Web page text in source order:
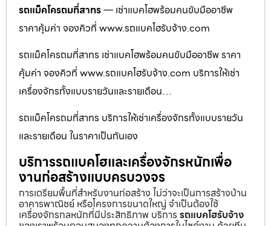
รถแม็คโครถมที่สาทร— เช่าแบคโฮพร้อมคนขับมืออาชีพ
ราคาคุ้มค่า จองคิวที่ www.รถแบคโฮรับจ้าง.com
รถแม็คโครถมที่สาทร เช่าแบคโฮพร้อมคนขับมืออาชีพ ราคา
คุ้มค่า จองคิวที่ www.รถแบคโฮรับจ้าง.com บริการให้เช่า
เครื่องจักรทั้งแบบรายวันและรายเดือน…
รถแม็คโครถมที่สาทร บริการให้เช่าเครื่องจักรทั้งแบบรายวัน
และรายเดือน ในราคาเป็นกันเอง
บริการรถแบคโฮและเครื่องจักรหนักเพื่อ
งานก่อสร้างแบบครบวงจร
การเตรียมพื้นที่สำหรับงานก่อสร้าง ไม่ว่าจะเป็นการสร้างบ้าน
อาคารพาณิชย์ หรือโครงการขนาดใหญ่ จำเป็นต้องใช้
เครื่องจักรกลหนักที่มีประสิทธิภาพ บริการ รถแบคโฮรับจ้าง